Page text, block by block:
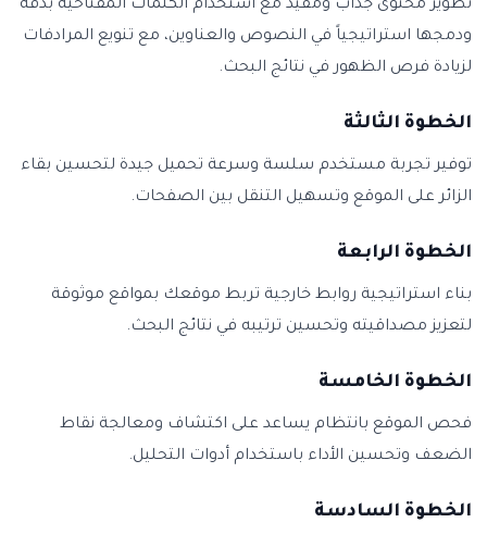
تطوير محتوى جذاب ومفيد مع استخدام الكلمات المفتاحية بدقة
ودمجها استراتيجياً في النصوص والعناوين، مع تنويع المرادفات
لزيادة فرص الظهور في نتائج البحث.
الخطوة الثالثة
توفير تجربة مستخدم سلسة وسرعة تحميل جيدة لتحسين بقاء
الزائر على الموقع وتسهيل التنقل بين الصفحات.
الخطوة الرابعة
بناء استراتيجية روابط خارجية تربط موقعك بمواقع موثوقة
لتعزيز مصداقيته وتحسين ترتيبه في نتائج البحث.
الخطوة الخامسة
فحص الموقع بانتظام يساعد على اكتشاف ومعالجة نقاط
الضعف وتحسين الأداء باستخدام أدوات التحليل.
الخطوة السادسة